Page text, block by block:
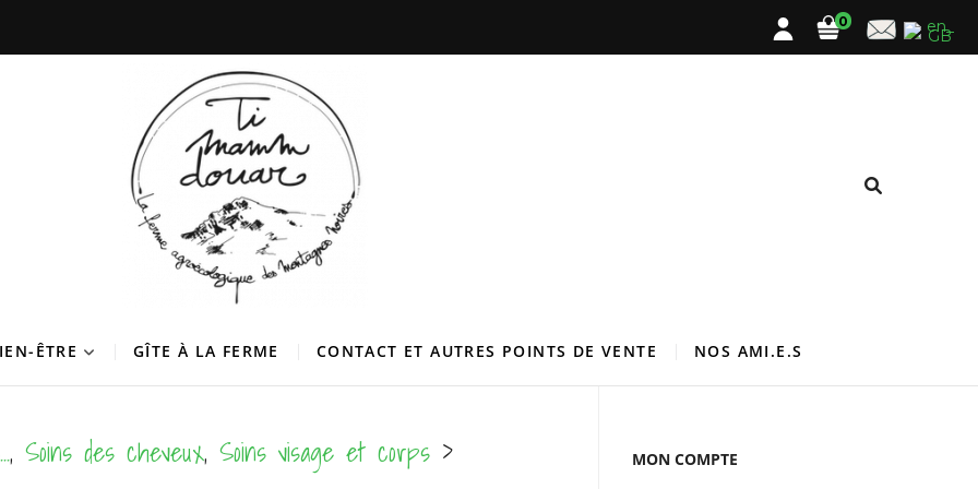
0
ÊTRE GÎTE À LA FERME CONTACT ET AUTRES POINTS DE VENTE NOS AMI.E.S
, Soins des cheveux, Soins visage et corps > MON COMPTE